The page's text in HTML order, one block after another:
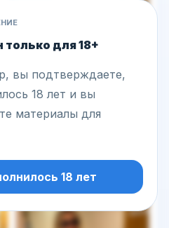
для 18+
вы подтверждаете,
18 лет и вы
материалы для
18 лет